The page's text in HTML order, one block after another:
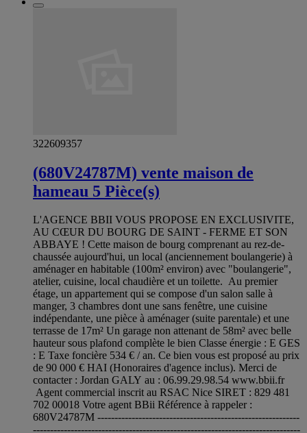
322609357
(680V24787M) vente maison de
hameau 5 Pièce(s)
L'AGENCE BBII VOUS PROPOSE EN EXCLUSIVITE,
AU CŒUR DU BOURG DE SAINT - FERME ET SON
ABBAYE ! Cette maison de bourg comprenant au rez-de-
chaussée aujourd'hui, un local (anciennement boulangerie) à
aménager en habitable (100m² environ) avec "boulangerie",
atelier, cuisine, local chaudière et un toilette. Au premier
étage, un appartement qui se compose d'un salon salle à
manger, 3 chambres dont une sans fenêtre, une cuisine
indépendante, une pièce à aménager (suite parentale) et une
terrasse de 17m² Un garage non attenant de 58m² avec belle
hauteur sous plafond complète le bien Classe énergie : E GES
: E Taxe foncière 534 € / an. Ce bien vous est proposé au prix
de 90 000 € HAI (Honoraires d'agence inclus). Merci de
contacter : Jordan GALY au : 06.99.29.98.54 www.bbii.fr
Agent commercial inscrit au RSAC Nice SIRET : 829 481
702 00018 Votre agent BBii Référence à rappeler :
680V24787M -----------------------------------------------------------
------------------------------------------------------------------------------